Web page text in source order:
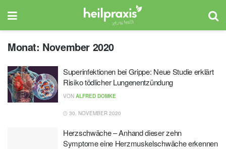
Monat: November 2020
Superinfektionen bei Grippe: Neue Studie erklärt
Risiko tödlicher Lungenentzündung
VON ALFRED DOMKE
30. NOVEMBER 2020
Herzschwäche – Anhand dieser zehn
Symptome eine Herzmuskelschwäche erkennen